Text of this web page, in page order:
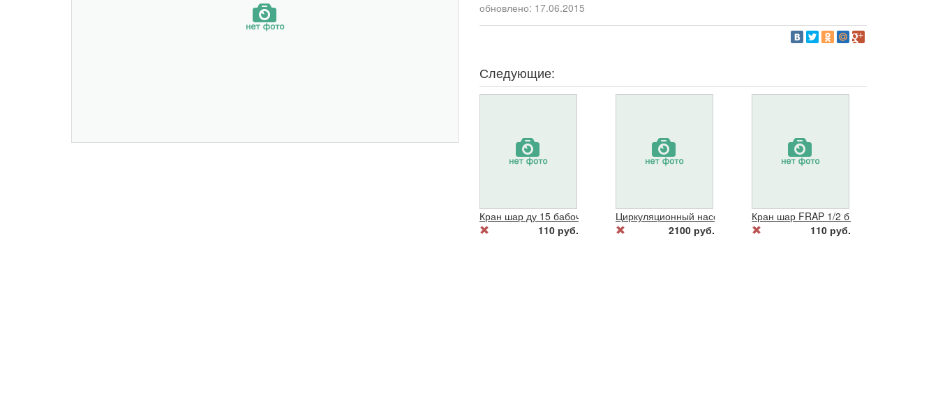
обновлено: 17.06.2015
Следующие:
Кран шар ду 15 бабочка г/ш Бологое
110 руб.
Циркуляционный насос "DELTA"ЦРН1-25/40(Китай)
2100 руб.
Кран шар FRAP 1/2 б г/ш
110 руб.